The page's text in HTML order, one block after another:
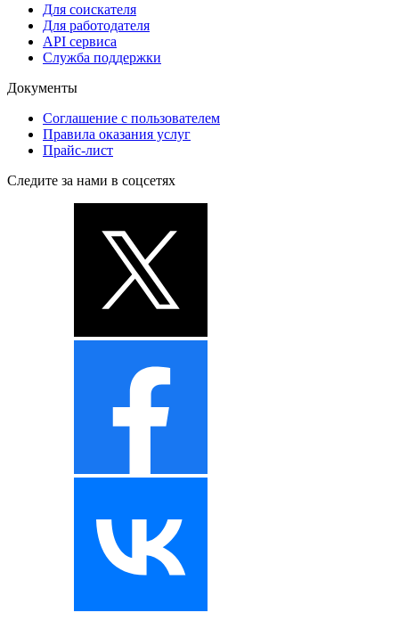
Для соискателя
Для работодателя
API сервиса
Служба поддержки
Документы
Соглашение с пользователем
Правила оказания услуг
Прайс-лист
Следите за нами в соцсетях